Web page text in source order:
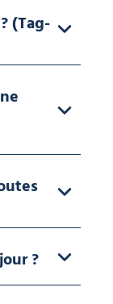
(Tag-
?